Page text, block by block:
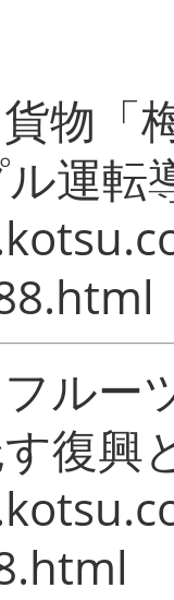
物「
運転
ルー
復興